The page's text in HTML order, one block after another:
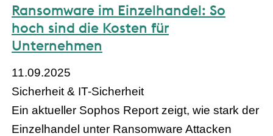
Ransomware im Einzelhandel: So
hoch sind die Kosten für
Unternehmen
11.09.2025
Sicherheit & IT-Sicherheit
Ein aktueller Sophos Report zeigt, wie stark der
Einzelhandel unter Ransomware Attacken